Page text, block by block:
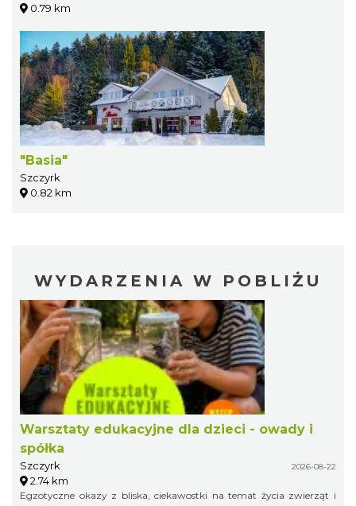
0.79 km
"Basia"
Szczyrk
0.82 km
WYDARZENIA W POBLIŻU
Warsztaty edukacyjne dla dzieci - owady i
spółka
Szczyrk 2026-08-22
2.74 km
Egzotyczne okazy z bliska, ciekawostki na temat życia zwierząt i